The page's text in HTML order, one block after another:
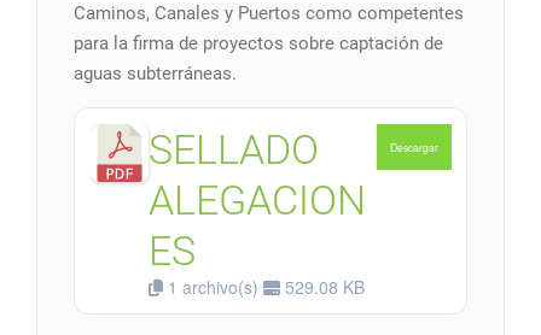
Caminos, Canales y Puertos como competentes
para la firma de proyectos sobre captación de
aguas subterráneas.
SELLADO
ALEGACION
ES
1 archivo(s) 529.08 KB
Descargar